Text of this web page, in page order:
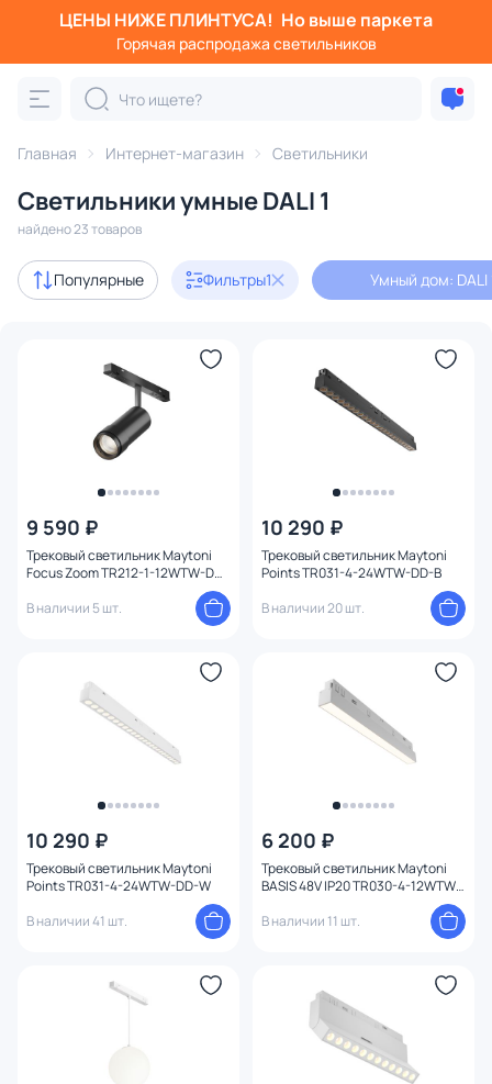
ЦЕНЫ НИЖЕ ПЛИНТУСА! Но выше паркета
Горячая распродажа светильников
Главная Интернет-магазин Светильники
Светильники умные DALI 1
найдено 23 товаров
Популярные Фильтры1 Умный дом: DALI
9 590 ₽
Трековый светильник Maytoni
Focus Zoom TR212-1-12WTW-DD-
В наличии 5 шт.
10 290 ₽
Трековый светильник Maytoni
Points TR031-4-24WTW-DD-B
В наличии 20 шт.
10 290 ₽
Трековый светильник Maytoni
Points TR031-4-24WTW-DD-W
В наличии 41 шт.
6 200 ₽
Трековый светильник Maytoni
BASIS 48V IP20 TR030-4-12WTW-
В наличии 11 шт.
Фильтры
Категория:
Люстры Подвесные светильники
В наличии 23
Форма плафона